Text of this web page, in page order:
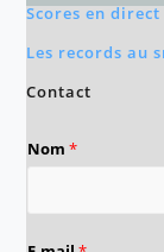
Scores en direct
Les records au
Contact
Nom*